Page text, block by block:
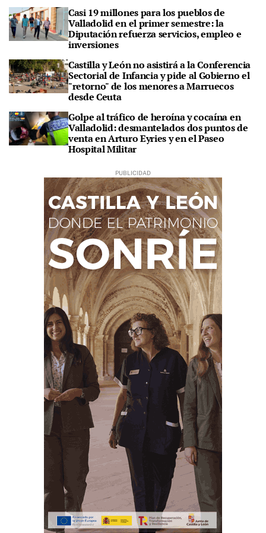
Casi 19 millones para los pueblos de
Valladolid en el primer semestre: la
Diputación refuerza servicios, empleo e
inversiones
Castilla y León no asistirá a la Conferencia
Sectorial de Infancia y pide al Gobierno el
"retorno" de los menores a Marruecos
desde Ceuta
Golpe al tráfico de heroína y cocaína en
Valladolid: desmantelados dos puntos de
venta en Arturo Eyries y en el Paseo
Hospital Militar